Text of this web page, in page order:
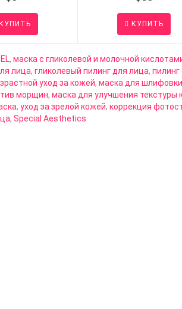
КУПИТЬ
, маска с гликолевой и молочной
лица, гликолевый пилинг для лица,
уход за кожей, маска для
морщин, маска для улучшения текстуры
, уход за зрелой кожей, коррекция
, Special Aesthetics